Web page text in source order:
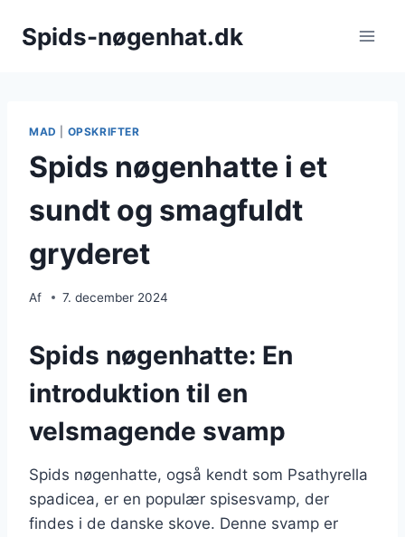
Spids-nøgenhat.dk
MAD OPSKRIFTER
Spids nøgenhatte i et
sundt og smagfuldt
gryderet
Af 7. december 2024
Spids nøgenhatte: En
introduktion til en
velsmagende svamp
Spids nøgenhatte, også kendt som Psathyrella
spadicea, er en populær spisesvamp, der
findes i de danske skove. Denne svamp er